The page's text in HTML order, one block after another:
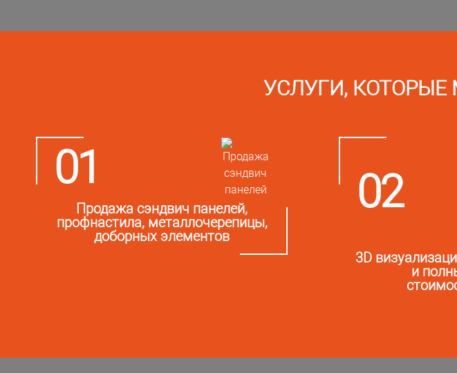
УСЛУГИ,
01
Продажа сэндвич панелей,
профнастила, металлочерепицы,
доборных элементов
02
3D
и